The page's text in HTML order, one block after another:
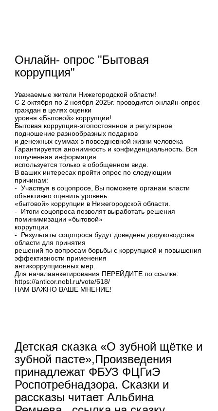
Онлайн- опрос "Бытовая
коррупция"
Уважаемые жители Нижегородской области!
С 2 октября по 2 ноября 2025г. проводится онлайн-опрос
граждан в целях оценки
уровня «Бытовой» коррупции!
Бытовая коррупция-этопостоянное и регулярное
подношение разнообразных подарков
и денежных суммах в повседневной жизни человека
Гарантируется анонимность и конфиденциальность. Вся
полученная информация
используется только в обобщенном виде.
В ваших интересах пройти опрос по следующим
причинам:
- Участвуя в соцопросе, Вы поможете органам власти
объективно оценить уровень
«бытовой» коррупции в Нижегородской области.
- Итоги соцопроса позволят выработать решения
поминимизации «бытовой»
коррупции.
- Результаты соцопроса будут доведены доруководства
области для принятия
решений по вопросам борьбы с коррупцией и повышения
эффективности применения
антикоррупционных мер.
Для началаанкетирования ПЕРЕЙДИТЕ по ссылке:
https://anticor.nobl.ru/vote/618/
НАМ ВАЖНО ВАШЕ МНЕНИЕ!
Детская сказка «О зубной щётке и
зубной пасте»,Произведения
принадлежат ФБУЗ ФЦГиЭ
Роспотребнадзора. Сказки и
рассказы читает Альбина